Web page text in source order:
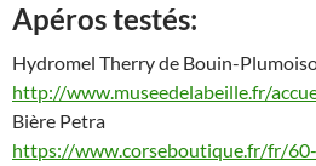
Apéros testés:
Hydromel Therry de Bouin-
http://www.museedelabeille.fr/
Bière Petra
https://www.corseboutique.fr/fr/